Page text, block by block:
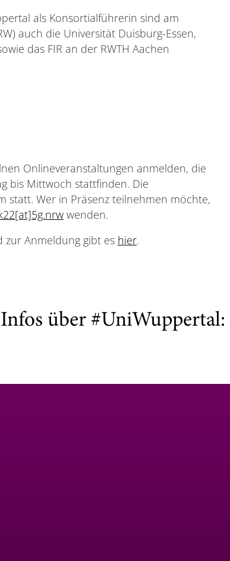
als Konsortialführerin sind am
auch die Universität Duisburg-Essen,
das FIR an der RWTH Aachen
Onlineveranstaltungen anmelden, die
bis Mittwoch stattfinden. Die
statt. Wer in Präsenz teilnehmen möchte,
wenden.
zur Anmeldung gibt es hier.
über #UniWuppertal: